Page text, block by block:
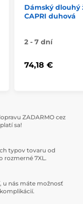
Dámský dlouhý
CAPRI duhová
2 - 7 dní
74,18 €
ZADARMO cez
sa!
typov tovaru od
rozmerné 7XL.
u nás máte možnosť